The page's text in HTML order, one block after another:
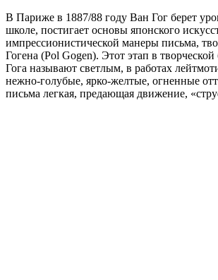
В Париже в 1887/88 году Ван Гог берет
школе, постигает основы японского
импрессионистической манеры письма,
Гогена (Pol Gogen). Этот этап в
Гога называют светлым, в работах
нежно-голубые, ярко-желтые, огненные
письма легкая, предающая движение,